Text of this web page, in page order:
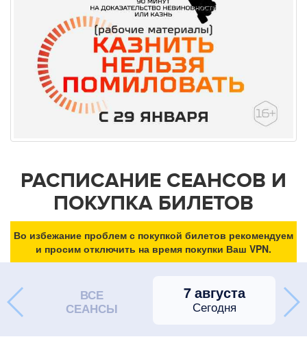
РАСПИСАНИЕ СЕАНСОВ И
ПОКУПКА БИЛЕТОВ
Во избежание проблем с покупкой билетов рекомендуем
и просим отключить на время покупки Ваш VPN.
ВСЕ
СЕАНСЫ
7 августа
Сегодня